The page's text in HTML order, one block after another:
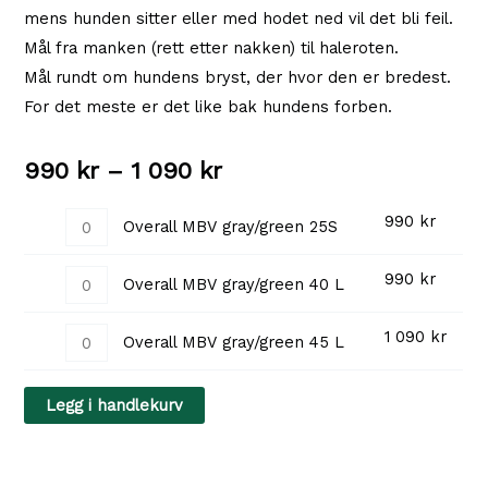
mens hunden sitter eller med hodet ned vil det bli feil.
Mål fra manken (rett etter nakken) til haleroten.
Mål rundt om hundens bryst, der hvor den er bredest.
For det meste er det like bak hundens forben.
990 kr – 1 090 krPrisområde:
990 kr
1
090 kr
gray/green
Overall MBV gray/green 25S 990 kr
gray/green
antall
Overall MBV gray/green 40 L 990 kr
gray/green
45
Overall MBV gray/green 45 L 1 090 kr
Legg i handlekurv